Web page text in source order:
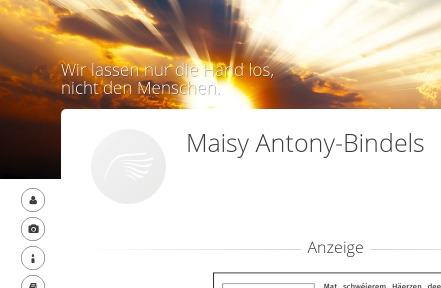
Wir lassen nur die Hand los,
nicht den Menschen.
Maisy Antony-Bindels
Anzeige